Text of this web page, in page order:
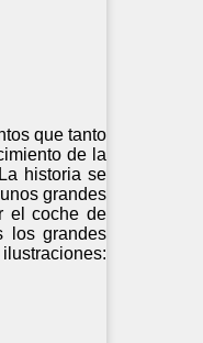
que tanto
de la
historia se
grandes
el coche de
los grandes